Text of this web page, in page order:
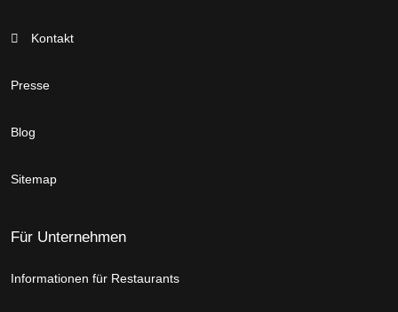
Kontakt
Presse
Blog
Sitemap
Für Unternehmen
Informationen für Restaurants